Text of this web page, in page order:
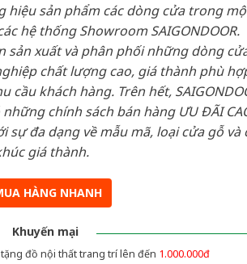
hiệu sản phẩm các dòng cửa trong
hệ thống Showroom SAIGONDOOR.
sản xuất và phân phối những dòng
chất lượng cao, giá thành phù
cầu khách hàng. Trên hết,
những chính sách bán hàng ƯU ĐÃI
sự đa dạng về mẫu mã, loại cửa gỗ và
giá thành.
HÀNG NHANH
Khuyến mại
đồ nội thất trang trí lên đến 1.000.000đ